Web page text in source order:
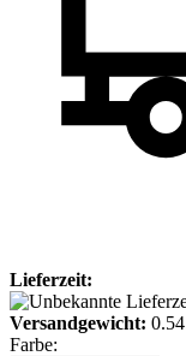
Lieferzeit:
Versandgewicht: 0.54
Farbe: